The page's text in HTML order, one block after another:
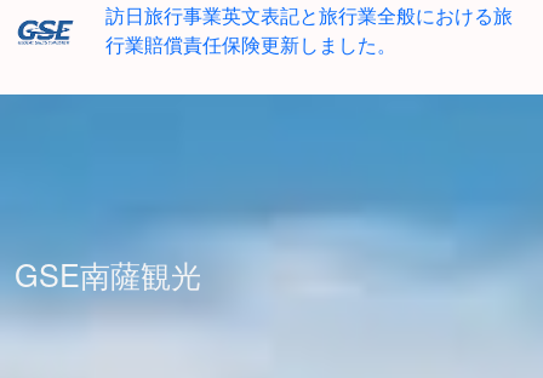
訪日旅行事業英文表記と旅行業全般における旅
行業賠償責任保険更新しました。
GSE南薩観光